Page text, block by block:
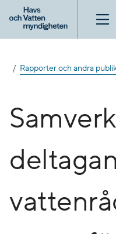
till
innehåll
Rapporter och andra